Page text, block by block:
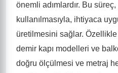
önemli adımlardır. Bu
kullanılmasıyla, ihtiyaca
üretilmesini sağlar.
demir kapı modelleri ve
doğru ölçülmesi ve metraj